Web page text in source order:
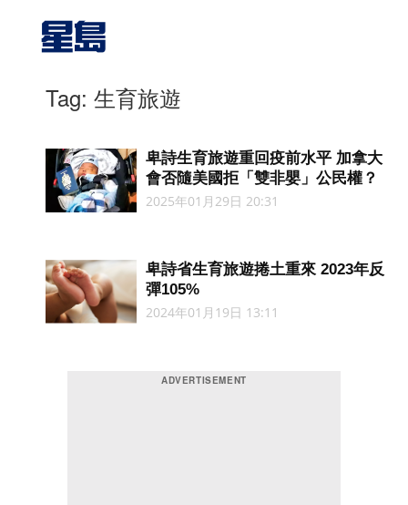
Tag: 生育旅遊
卑詩生育旅遊重回疫前水平 加拿大
會否隨美國拒「雙非嬰」公民權？
2025年01月29日 20:31
卑詩省生育旅遊捲土重來 2023年反
彈105%
2024年01月19日 13:11